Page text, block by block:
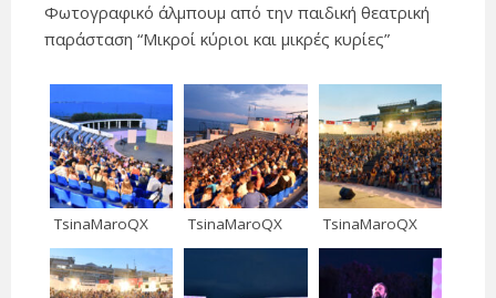
Φωτογραφικό άλμπουμ από την παιδική θεατρική
παράσταση “Μικροί κύριοι και μικρές κυρίες”
TsinaMaroQX TsinaMaroQX TsinaMaroQX